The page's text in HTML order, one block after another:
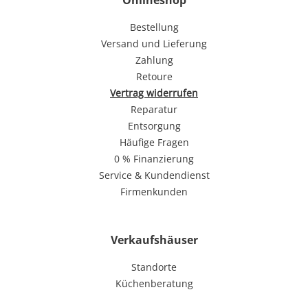
Bestellung
Versand und Lieferung
Zahlung
Retoure
Vertrag widerrufen
Reparatur
Entsorgung
Häufige Fragen
0 % Finanzierung
Service & Kundendienst
Firmenkunden
Verkaufshäuser
Standorte
Küchenberatung